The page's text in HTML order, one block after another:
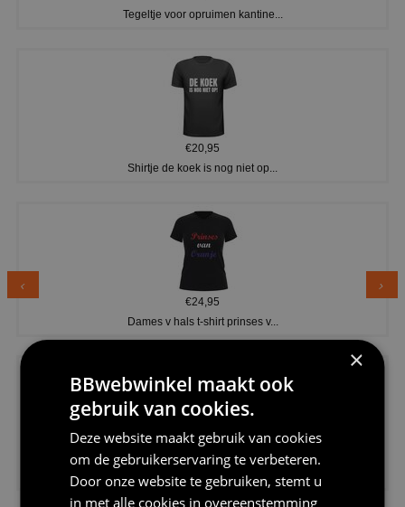
Tegeltje voor opruimen kantine...
€20,95
Shirtje de koek is nog niet op...
€24,95
Dames v hals t-shirt prinses v...
€24,95
Koningsdag shirt heren v-hals ...
×
BBwebwinkel maakt ook
gebruik van cookies.
Deze website maakt gebruik van cookies
om de gebruikerservaring te verbeteren.
Door onze website te gebruiken, stemt u
in met alle cookies in overeenstemming